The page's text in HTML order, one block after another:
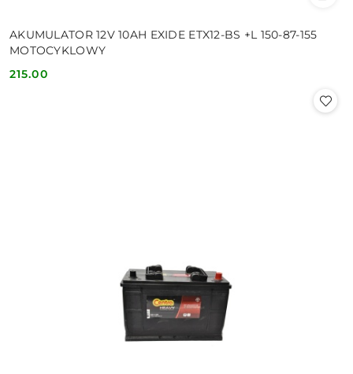
AKUMULATOR 12V 10AH EXIDE ETX12-BS +L 150-87-155
MOTOCYKLOWY
Cena:
215.00